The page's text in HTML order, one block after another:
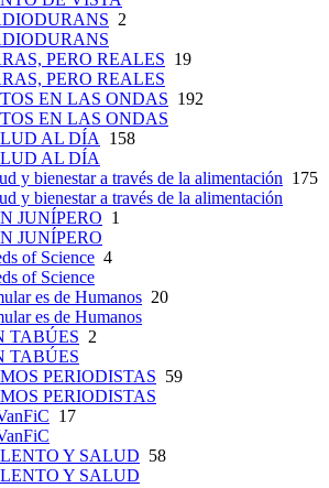
2
PERO REALES 19
PERO REALES
EN LAS ONDAS 192
EN LAS ONDAS
AL DÍA 158
AL DÍA
y bienestar a través de la alimentación 175
y bienestar a través de la alimentación
JUNÍPERO 1
JUNÍPERO
of Science 4
of Science
es de Humanos 20
es de Humanos
TABÚES 2
TABÚES
PERIODISTAS 59
PERIODISTAS
17
Y SALUD 58
Y SALUD